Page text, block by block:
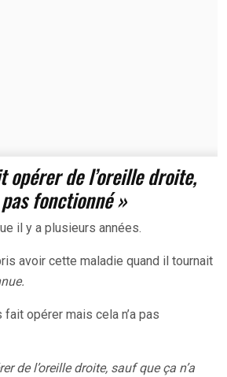
opérer de l’oreille droite,
fonctionné »
il y a plusieurs années.
avoir cette maladie quand il tournait
fait opérer mais cela n’a pas
de l’oreille droite, sauf que ça n’a